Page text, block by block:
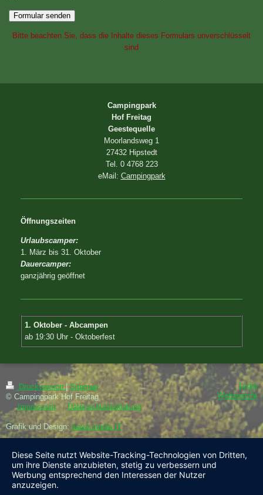
Bitte beachten Sie, dass die Inhalte dieses Formulars unverschlüsselt
sind
Campingpark
Hof Freitag
Geestequelle
Moorlandsweg 1
27432 Hipstedt
Tel. 0 4768 223
eMail: Campingpark
Öffnungszeiten
Urlaubscamper:
1. März bis 31. Oktober
Dauercamper:
ganzjährig geöffnet
1. Oktober - Abcampen
ab 19:30 Uhr - Oktoberfest
Druckversion
Sitemap
© Campingpark Hof Freitag
Impressum
Datenschutzerklärung
Grafik und Design: wave.media IT
Login
Webansicht
Diese Seite nutzt Website-Tracking-Technologien von Dritten,
um ihre Dienste anzubieten, stetig zu verbessern und
Werbung entsprechend den Interessen der Nutzer
anzuzeigen.